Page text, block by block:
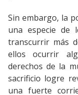
Sin embargo, la
una especie de
transcurrir más
ellos ocurrir
derechos de la
sacrificio logre
una fuerte